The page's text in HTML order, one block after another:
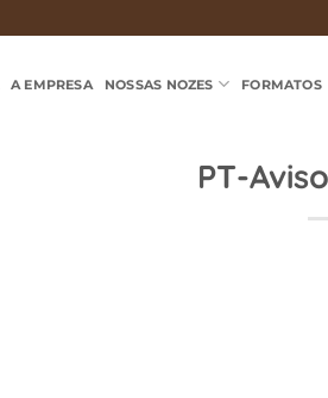
A EMPRESA NOSSAS NOZES FORMATOS
PT-